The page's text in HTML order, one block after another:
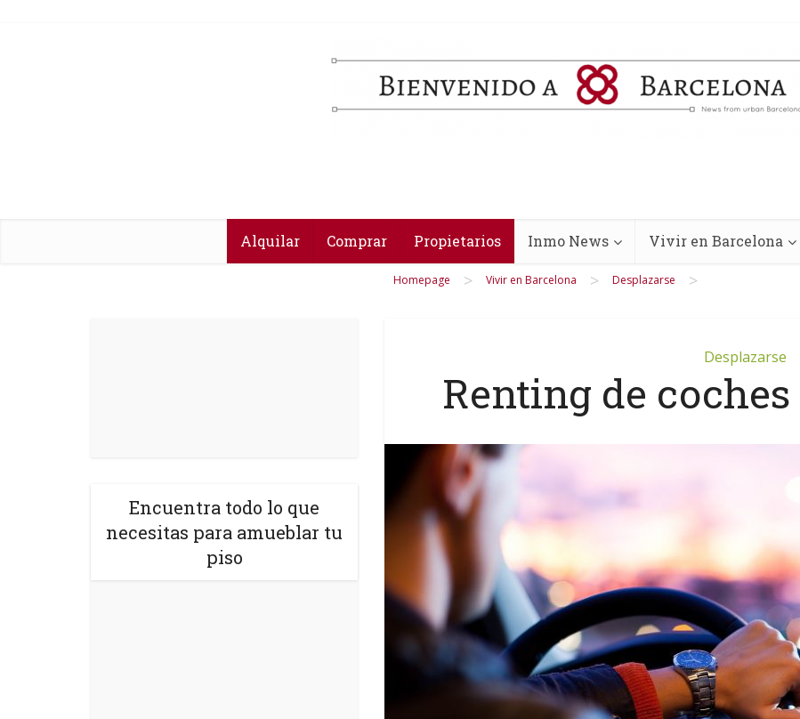
Alquilar Comprar Propietarios Inmo News Vivir en Barcelona
Homepage > Vivir en Barcelona > Desplazarse >
Encuentra todo lo que
necesitas para amueblar tu
piso
Desplazarse
Renting de